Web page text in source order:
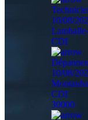
10/08/
CDI
10/08/
CDI
30000